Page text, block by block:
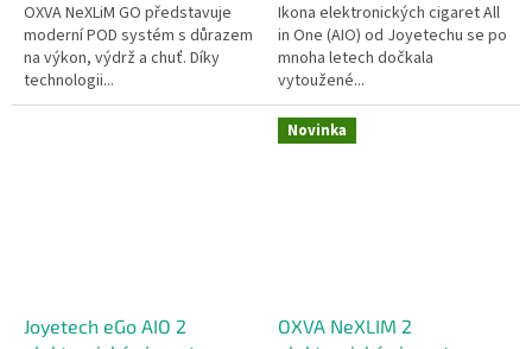
OXVA NeXLiM GO představuje
moderní POD systém s důrazem
na výkon, výdrž a chuť. Díky
technologii...
Ikona elektronických cigaret All
in One (AIO) od Joyetechu se po
mnoha letech dočkala
vytoužené...
Joyetech eGo AIO 2
Novinka
OXVA NeXLIM 2